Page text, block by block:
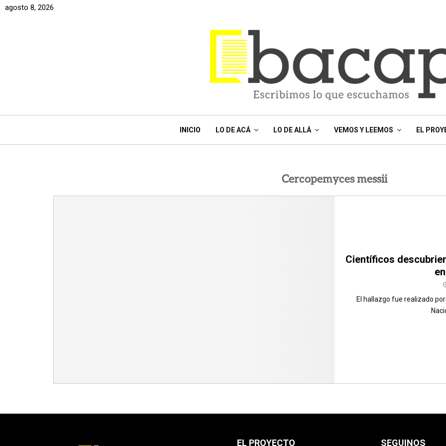
agosto 8, 2026
INICIO LO DE ACÁ LO DE ALLÁ VEMOS Y LEEMOS EL
Cercopemyces messii
Científicos
El hallazgo fue realizado por
EL PROYECTO SEGUINOS